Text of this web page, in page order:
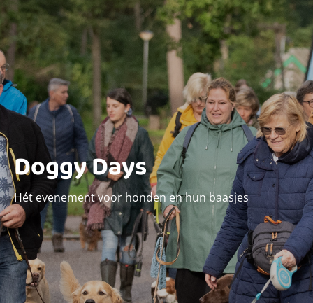
Doggy Days
Hét evenement voor honden en hun baasjes